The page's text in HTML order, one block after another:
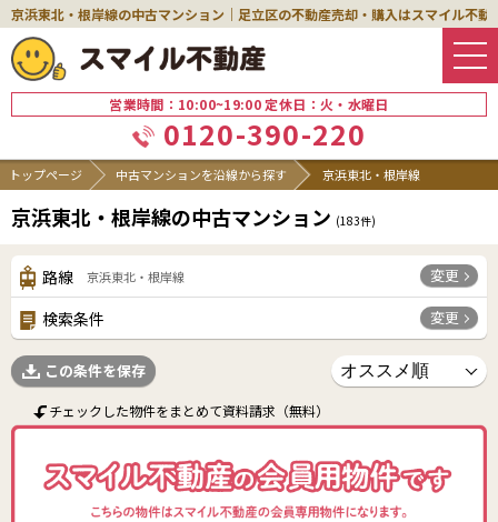
京浜東北・根岸線の中古マンション｜足立区の不動産売却・購入はスマイル不動
営業時間：10:00~19:00 定休日：火・水曜日
0120-390-220
トップページ 中古マンションを沿線から探す 京浜東北・根岸線
京浜東北・根岸線の中古マンション (183件)
路線 京浜東北・根岸線 変更
検索条件 変更
この条件を保存
チェックした物件をまとめて資料請求（無料）